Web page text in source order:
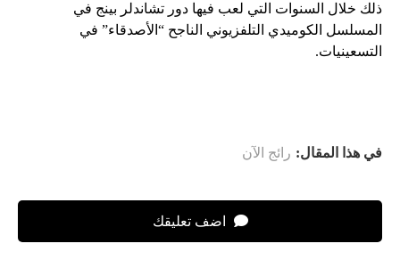
ذلك خلال السنوات التي لعب فيها دور تشاندلر بينج في
المسلسل الكوميدي التلفزيوني الناجح “الأصدقاء” في
التسعينيات.
في هذا المقال: رائج الآن
اضف تعليقك